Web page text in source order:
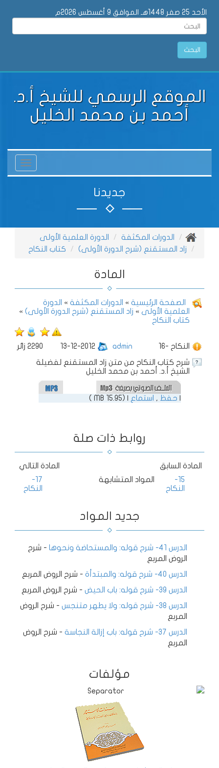
الأحد 25 صفر 1448هـ الموافق 9 أغسطس 2026م
البحث
الموقع الرسمي للشيخ أ.د.
أحمد بن محمد الخليل
Toggle
جديدنا
الدورات المكثفة
الدورة العلمية الأولى
زاد المستقنع (شرح الدورة الأولى)
كتاب النكاح
المادة
الصفحة الرئيسية » الدورات المكثفة »
الدورة
العلمية الأولى » زاد المستقنع (شرح الدورة الأولى) »
كتاب النكاح
16- النكاح 2290 زائر 13-12-2012 admin
شرح كتاب النكاح من متن زاد المستقنع لفضيلة
الشيخ أ.د. أحمد بن محمد الخليل
| حفظ , استماع | (15.95 MB )
روابط ذات صلة
المادة السابق
15-
النكاح
المواد المتشابهة
المادة التالي
17-
النكاح
جديد المواد
الدرس 41- شرح قوله: والمستحاضة ونحوها - شرح
الروض المربع
الدرس 40- شرح قوله: والمبتدأة
- شرح الروض المربع
الدرس 39- شرح قوله: باب الحيض
- شرح الروض المربع
الدرس 38- شرح قوله: ولا يطهر متنجس
- شرح الروض
المربع
الدرس 37- شرح قوله: باب إزالة النجاسة
- شرح الروض
المربع
مؤلفات